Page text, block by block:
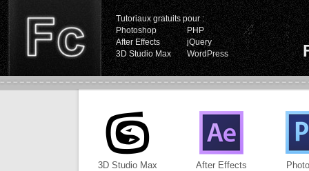
Tutoriaux gratuits pour :
Photoshop
PHP
After Effects
jQuery
3D Studio Max
WordPress
3D Studio Max After Effects